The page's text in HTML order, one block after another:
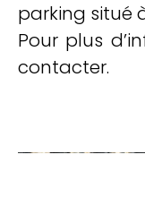
parking situé
Pour plus
contacter.